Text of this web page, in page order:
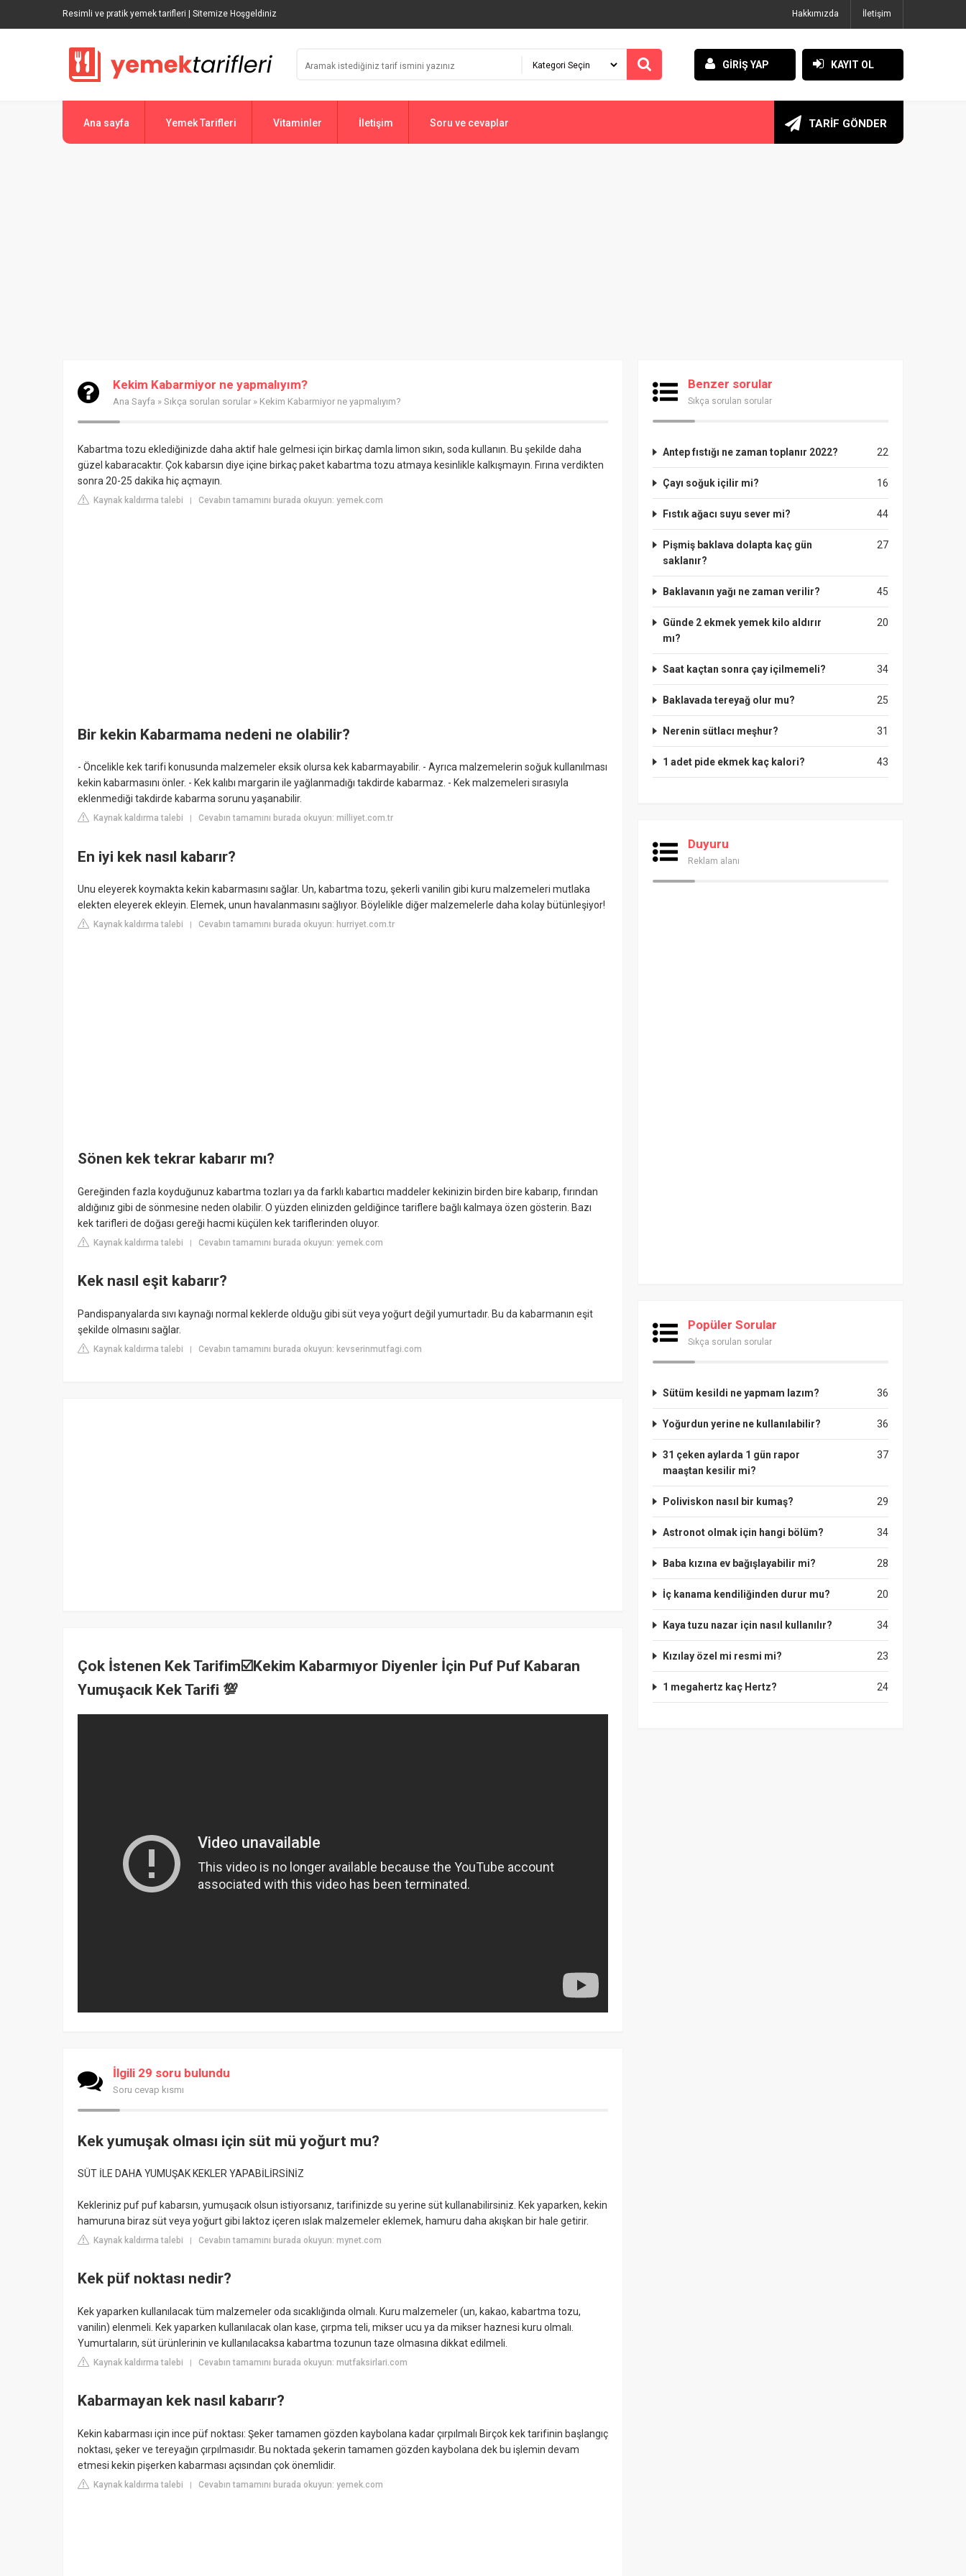
Resimli ve pratik yemek tarifleri | Sitemize Hoşgeldiniz Hakkımızda İletişim
GİRİŞ YAP KAYIT OL
Ana sayfa Yemek Tarifleri Vitaminler İletişim Soru ve cevaplar TARİF GÖNDER
Kekim Kabarmiyor ne yapmalıyım?
Ana Sayfa » Sıkça sorulan sorular » Kekim Kabarmiyor ne yapmalıyım?
Kabartma tozu eklediğinizde daha aktif hale gelmesi için birkaç damla limon sıkın, soda kullanın. Bu şekilde daha
güzel kabaracaktır. Çok kabarsın diye içine birkaç paket kabartma tozu atmaya kesinlikle kalkışmayın. Fırına verdikten
sonra 20-25 dakika hiç açmayın.
Kaynak kaldırma talebi | Cevabın tamamını burada okuyun: yemek.com
Bir kekin Kabarmama nedeni ne olabilir?
- Öncelikle kek tarifi konusunda malzemeler eksik olursa kek kabarmayabilir. - Ayrıca malzemelerin soğuk kullanılması
kekin kabarmasını önler. - Kek kalıbı margarin ile yağlanmadığı takdirde kabarmaz. - Kek malzemeleri sırasıyla
eklenmediği takdirde kabarma sorunu yaşanabilir.
Kaynak kaldırma talebi Cevabın tamamını burada okuyun: milliyet.com.tr
En iyi kek nasıl kabarır?
Unu eleyerek koymakta kekin kabarmasını sağlar. Un, kabartma tozu, şekerli vanilin gibi kuru malzemeleri mutlaka
elekten eleyerek ekleyin. Elemek, unun havalanmasını sağlıyor. Böylelikle diğer malzemelerle daha kolay bütünleşiyor!
Kaynak kaldırma talebi Cevabın tamamını burada okuyun: hurriyet.com.tr
Sönen kek tekrar kabarır mı?
Gereğinden fazla koyduğunuz kabartma tozları ya da farklı kabartıcı maddeler kekinizin birden bire kabarıp, fırından
aldığınız gibi de sönmesine neden olabilir. O yüzden elinizden geldiğince tariflere bağlı kalmaya özen gösterin. Bazı
kek tarifleri de doğası gereği hacmi küçülen kek tariflerinden oluyor.
Kaynak kaldırma talebi | Cevabın tamamını burada okuyun: yemek.com
Kek nasıl eşit kabarır?
Pandispanyalarda sıvı kaynağı normal keklerde olduğu gibi süt veya yoğurt değil yumurtadır. Bu da kabarmanın eşit
şekilde olmasını sağlar.
Kaynak kaldırma talebi | Cevabın tamamını burada okuyun: kevserinmutfagi.com
Çok İstenen Kek Tarifim☑️Kekim Kabarmıyor Diyenler İçin Puf Puf Kabaran
Yumuşacık Kek Tarifi 💯
İlgili 29 soru bulundu
Soru cevap kısmı
Kek yumuşak olması için süt mü yoğurt mu?
SÜT İLE DAHA YUMUŞAK KEKLER YAPABİLİRSİNİZ
Kekleriniz puf puf kabarsın, yumuşacık olsun istiyorsanız, tarifinizde su yerine süt kullanabilirsiniz. Kek yaparken, kekin
hamuruna biraz süt veya yoğurt gibi laktoz içeren ıslak malzemeler eklemek, hamuru daha akışkan bir hale getirir.
Kaynak kaldırma talebi | Cevabın tamamını burada okuyun: mynet.com
Kek püf noktası nedir?
Kek yaparken kullanılacak tüm malzemeler oda sıcaklığında olmalı. Kuru malzemeler (un, kakao, kabartma tozu,
vanilin) elenmeli. Kek yaparken kullanılacak olan kase, çırpma teli, mikser ucu ya da mikser haznesi kuru olmalı.
Yumurtaların, süt ürünlerinin ve kullanılacaksa kabartma tozunun taze olmasına dikkat edilmeli.
Kaynak kaldırma talebi | Cevabın tamamını burada okuyun: mutfaksirlari.com
Kabarmayan kek nasıl kabarır?
Kekin kabarması için ince püf noktası: Şeker tamamen gözden kaybolana kadar çırpılmalı Birçok kek tarifinin başlangıç
noktası, şeker ve tereyağın çırpılmasıdır. Bu noktada şekerin tamamen gözden kaybolana dek bu işlemin devam
etmesi kekin pişerken kabarması açısından çok önemlidir.
Kaynak kaldırma talebi | Cevabın tamamını burada okuyun: yemek.com
Benzer sorular
Sıkça sorulan sorular
22
Antep fıstığı ne zaman toplanır 2022?
16
Çayı soğuk içilir mi?
44
Fıstık ağacı suyu sever mi?
27
Pişmiş baklava dolapta kaç gün
saklanır?
45
Baklavanın yağı ne zaman verilir?
20
Günde 2 ekmek yemek kilo aldırır
mı?
34
Saat kaçtan sonra çay içilmemeli?
25
Baklavada tereyağ olur mu?
31
Nerenin sütlacı meşhur?
43
1 adet pide ekmek kaç kalori?
Duyuru
Reklam alanı
Popüler Sorular
Sıkça sorulan sorular
36
Sütüm kesildi ne yapmam lazım?
36
Yoğurdun yerine ne kullanılabilir?
37
31 çeken aylarda 1 gün rapor
maaştan kesilir mi?
29
Poliviskon nasıl bir kumaş?
34
Astronot olmak için hangi bölüm?
28
Baba kızına ev bağışlayabilir mi?
20
İç kanama kendiliğinden durur mu?
34
Kaya tuzu nazar için nasıl kullanılır?
23
Kızılay özel mi resmi mi?
24
1 megahertz kaç Hertz?